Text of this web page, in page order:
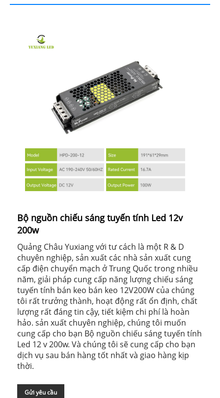
Bộ nguồn chiếu sáng tuyến tính Led 12v
200w
Quảng Châu Yuxiang với tư cách là một R & D
chuyên nghiệp, sản xuất các nhà sản xuất cung
cấp điện chuyển mạch ở Trung Quốc trong nhiều
năm, giải pháp cung cấp năng lượng chiếu sáng
tuyến tính bán keo bán keo 12V200W của chúng
tôi rất trưởng thành, hoạt động rất ổn định, chất
lượng rất đáng tin cậy, tiết kiệm chi phí là hoàn
hảo. sản xuất chuyên nghiệp, chúng tôi muốn
cung cấp cho bạn Bộ nguồn chiếu sáng tuyến tính
Led 12 v 200w. Và chúng tôi sẽ cung cấp cho bạn
dịch vụ sau bán hàng tốt nhất và giao hàng kịp
thời.
Gửi yêu cầu